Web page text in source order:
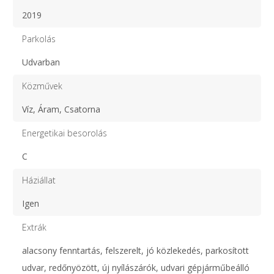
2019
Parkolás
Udvarban
Közművek
Víz, Áram, Csatorna
Energetikai besorolás
C
Háziállat
Igen
Extrák
alacsony fenntartás, felszerelt, jó közlekedés, parkosított
udvar, redőnyözött, új nyílászárók, udvari gépjárműbeálló